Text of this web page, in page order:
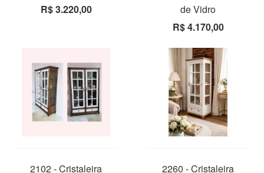
R$ 3.220,00
de Vidro
R$ 4.170,00
2102 - Cristaleira
2260 - Cristaleira